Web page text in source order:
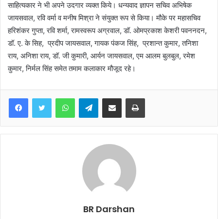
साहित्यकार ने भी अपने उदगार व्यक्त किये। धन्यवाद ज्ञापन सचिव अभिषेक
जायसवाल, रवि वर्मा व मनीष मिश्रा ने संयुक्त रूप से किया। मौके पर महासचिव
हरिशंकर गुप्ता, रवि शर्मा, रामस्वरूप अग्रवाल, डॉ. ओमप्रकाश केशरी पवननदन,
डॉ. ए. के सिह, प्रदीप जायसवाल, गायक पंकज सिंह, प्रशान्त कुमार, तनिशा
राय, अनिशा राय, डॉ. जी कुमारी, आर्यन जायसवाल, एम आलम बुलबुल, रमेश
कुमार, निर्मल सिंह समेत तमाम कलाकार मौजूद रहे।
Telegram
BR Darshan